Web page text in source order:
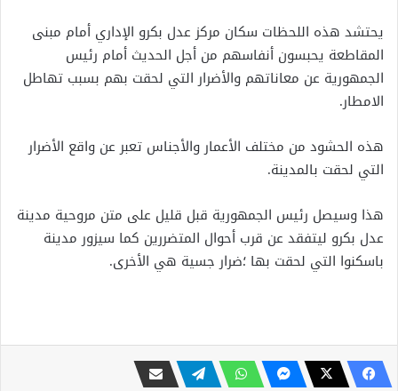
يحتشد هذه اللحظات سكان مركز عدل بكرو الإداري أمام مبنى
المقاطعة يحبسون أنفاسهم من أجل الحديث أمام رئيس
الجمهورية عن معاناتهم والأضرار التي لحقت بهم بسبب تهاطل
الامطار.
هذه الحشود من مختلف الأعمار والأجناس تعبر عن واقع الأضرار
التي لحقت بالمدينة.
هذا وسيصل رئيس الجمهورية قبل قليل على متن مروحية مدينة
عدل بكرو ليتفقد عن قرب أحوال المتضررين كما سيزور مدينة
باسكنوا التي لحقت بها ؛ضرار جسية هي الأخرى.